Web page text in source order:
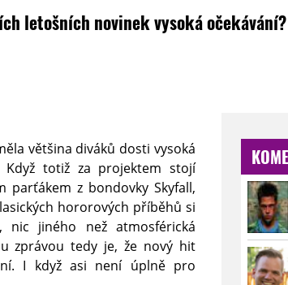
letošních novinek vysoká očekávání?
většina diváků dosti vysoká
totiž za projektem stojí
parťákem z bondovky Skyfall,
hororových příběhů si
nic jiného než atmosférická
zprávou tedy je, že nový hit
I když asi není úplně pro